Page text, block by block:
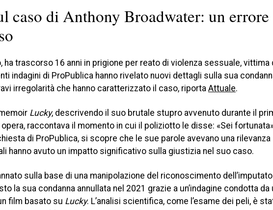
caso di Anthony Broadwater: un errore
ha trascorso 16 anni in prigione per reato di violenza sessuale, vittima
indagini di ProPublica hanno rivelato nuovi dettagli sulla sua
irregolarità che hanno caratterizzato il caso, riporta Attuale.
Lucky, descrivendo il suo brutale stupro avvenuto durante il
raccontava il momento in cui il poliziotto le disse: «Sei
di ProPublica, si scopre che le sue parole avevano una rilevanza
hanno avuto un impatto significativo sulla giustizia nel suo caso.
sulla base di una manipolazione del riconoscimento
la sua condanna annullata nel 2021 grazie a un’indagine condotta da
film basato su Lucky. L’analisi scientifica, come l’esame dei peli, è